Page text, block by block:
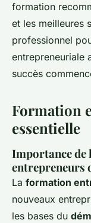
formation
et les meilleures
professionnel
entrepreneuriale
succès
Formation
essentielle
Importance
entrepreneurs
La formation
nouveaux
les bases du